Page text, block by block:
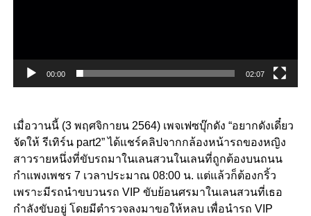
00:00 02:07
เมื่อวานนี้ (3 พฤศจิกายน 2564) เพจเฟซบุ๊กดัง “อยากดังเดี๋ยว
จัดให้ รีเทิร์น part2” ได้แชร์คลิปจากกล้องหน้ารถของหญิง
สาวรายหนึ่งที่ขับรถมาในเลนสวนในเลนที่ถูกต้องบนถนน
กำแพงเพชร 7 เวลาประมาณ 08:00 น. แต่แล้วก็ต้องกริ้ว
เพราะมีรถนำขบวนรถ VIP ขับย้อนศรมาในเลนสวนที่เธอ
กำลังขับอยู่ โดยมีตำรวจลงมาขอให้หลบ เพื่อนำรถ VIP